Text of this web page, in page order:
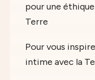
pour une
Terre
Pour vous
intime avec la